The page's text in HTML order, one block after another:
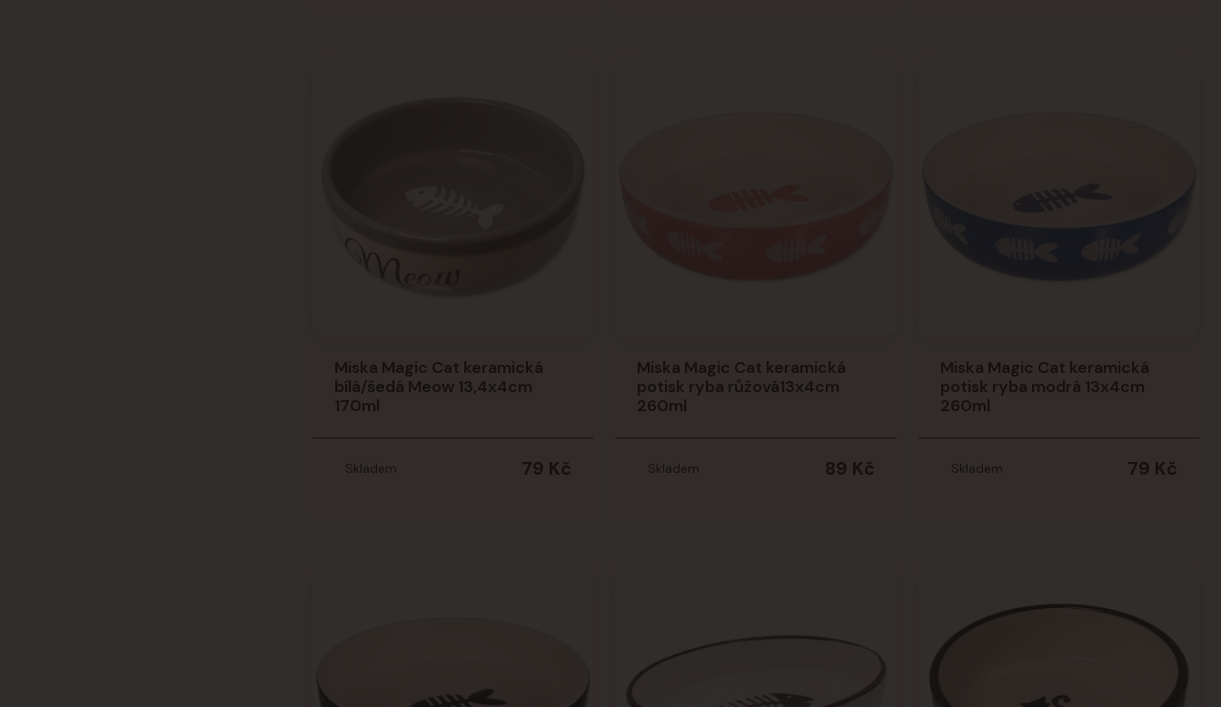
Miska Magic Cat keramická
bílá/šedá Meow 13,4x4cm
170ml
79 Kč
Skladem
Miska Magic Cat keramická
potisk ryba růžová13x4cm
260ml
89 Kč
Skladem
Miska Magic Cat keramická
potisk ryba modrá 13x4cm
260ml
79 Kč
Skladem